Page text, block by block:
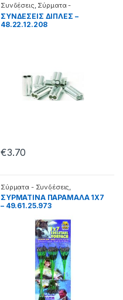
Συνδέσεις, Σύρματα -
Συνδέσεις
ΣΥΝΔΕΣΕΙΣ ΔΙΠΛΕΣ –
48.22.12.208
€3.70
Σύρματα - Συνδέσεις
Συρμάτινα παράμαλλα
ΣΥΡΜΑΤΙΝΑ ΠΑΡΑΜΑΛΑ 1X7
– 49.61.25.973